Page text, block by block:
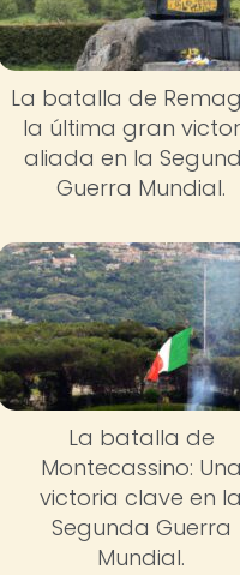
La batalla de
la última gran
aliada en la
Guerra Mundial.
La batalla de
Montecassino: Una
victoria clave en la
Segunda Guerra
Mundial.